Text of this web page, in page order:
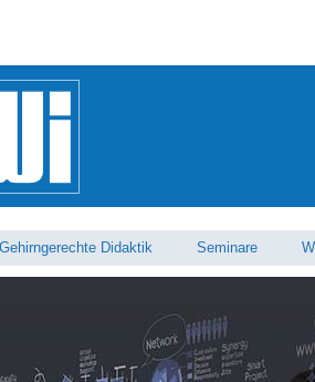
Gehirngerechte Didaktik Seminare